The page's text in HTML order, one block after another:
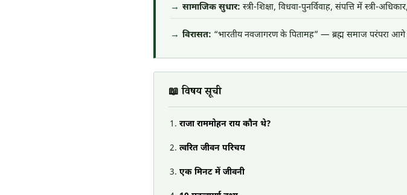
सामाजिक सुधार: स्त्री-शिक्षा, विधवा-पुनर्विवाह, संपत्ति में स्त्री-
विरासत: “भारतीय नवजागरण के पितामह” — ब्रह्म समाज परंपरा आगे
📖 विषय सूची
राजा राममोहन राय कौन थे?
त्वरित जीवन परिचय
एक मिनट में जीवनी